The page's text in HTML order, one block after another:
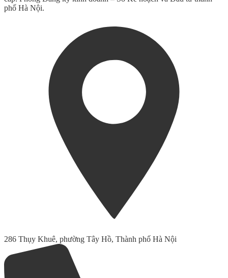
phố Hà Nội.
286 Thụy Khuê, phường Tây Hồ, Thành phố Hà Nội